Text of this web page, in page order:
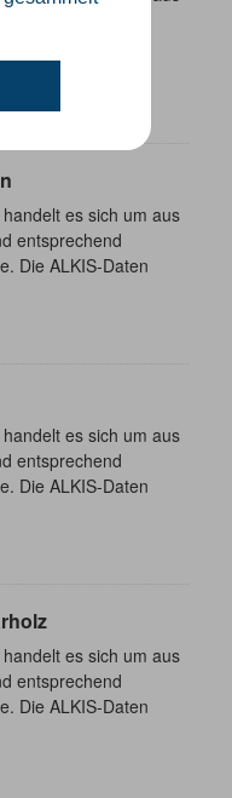
entsprechend
Die ALKIS-Daten
es sich um aus
entsprechend
Die ALKIS-Daten
es sich um aus
entsprechend
Die ALKIS-Daten
es sich um aus
entsprechend
Die ALKIS-Daten